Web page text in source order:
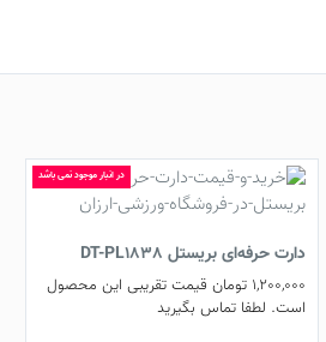
در انبار موجود نمی باشد
دارت حرفه‌ای بریستل DT-PL1838
1,200,000 تومانقیمت تقریبی این محصول
است. لطفا تماس بگیرید